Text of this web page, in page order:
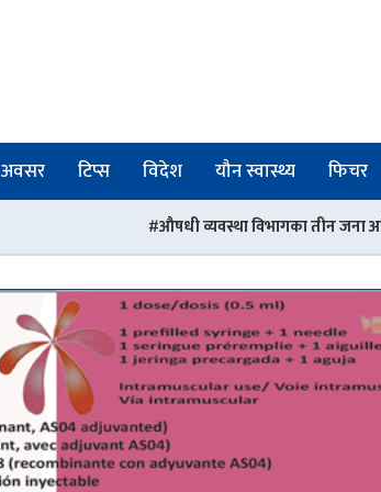
अवसर टिप्स विदेश यौन स्वास्थ्य फिचर
औषधी व्यवस्था विभागका तीन जना अधिकृतको जिम्मेबारी हेरफेर